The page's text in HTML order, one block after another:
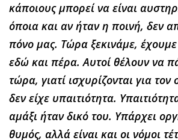
κάποιους μπορεί να είναι
όποια και αν ήταν η ποινή, δεν
πόνο μας. Τώρα ξεκινάμε,
εδώ και πέρα. Αυτοί θέλουν να
τώρα, γιατί ισχυρίζονται για τον
δεν είχε υπαιτιότητα.
αμάξι ήταν δικό του. Υπάρχει
θυμός, αλλά είναι και οι νόμοι